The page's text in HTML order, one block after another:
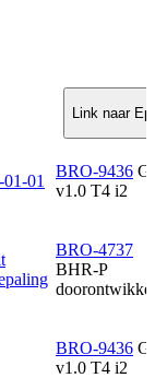
Link naar
01
BRO-9436
v1.0 T4 i2
BRO-4737
BHR-P
BRO-9436
v1.0 T4 i2